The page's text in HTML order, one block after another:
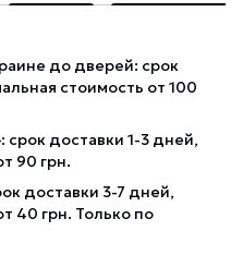
до дверей: срок
стоимость от 100
срок доставки 1-3 дней,
90 грн.
доставки 3-7 дней,
40 грн. Только по